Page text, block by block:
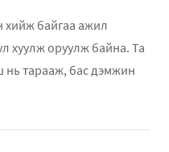
хийж байгаа ажил
хуулж оруулж байна. Та
тарааж, бас дэмжин